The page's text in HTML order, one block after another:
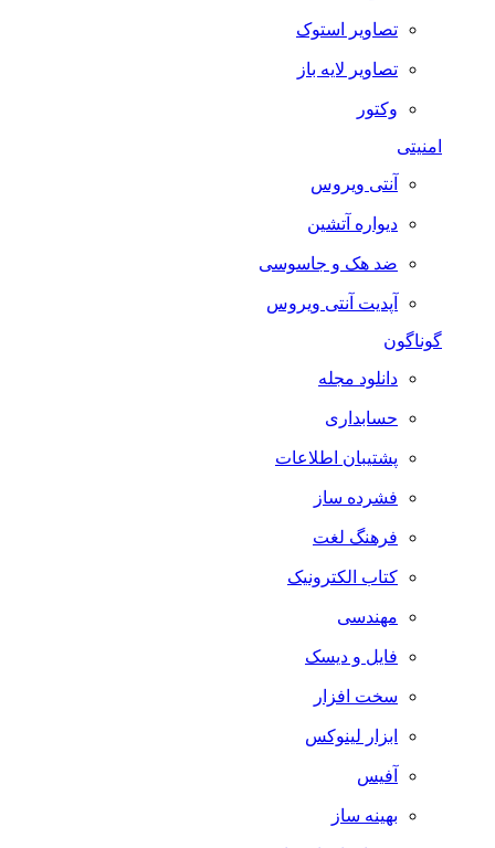
تصاویر استوک
تصاویر لایه باز
وکتور
آنتی ویروس
دیواره آتشین
ضد هک و جاسوسی
آپدیت آنتی ویروس
گوناگون
دانلود مجله
حسابداری
پشتیبان اطلاعات
فشرده ساز
فرهنگ لغت
کتاب الکترونیک
مهندسی
فایل و دیسک
سخت افزار
ابزار لینوکس
آفیس
بهینه ساز